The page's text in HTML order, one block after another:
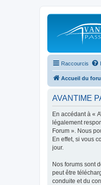
Raccourcis
Accueil du
AVANTIME
En accédant à «
légalement
Forum ». Nous
En effet, si vous
jour.
Nos forums sont
peut être
conduite et du